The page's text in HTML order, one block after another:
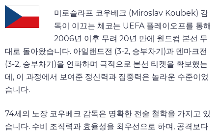
미로슬라프 코우베크 (Miroslav Koubek) 감
독이 이끄는 체코는 UEFA 플레이오프를 통해
2006년 이후 무려 20년 만에 월드컵 본선 무
대로 돌아왔습니다. 아일랜드전 (3-2, 승부차기)과 덴마크전
(3-2, 승부차기)을 연파하며 극적으로 본선 티켓을 확보했는
데, 이 과정에서 보여준 정신력과 집중력은 놀라운 수준이었
습니다.
74세의 노장 코우베크 감독은 명확한 전술 철학을 가지고 있
습니다. 수비 조직력과 효율성을 최우선으로 하며, 공격보다